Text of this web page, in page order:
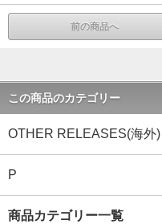
前の商品へ
この商品のカテゴリー
OTHER RELEASES(海外)
P
商品カテゴリー一覧